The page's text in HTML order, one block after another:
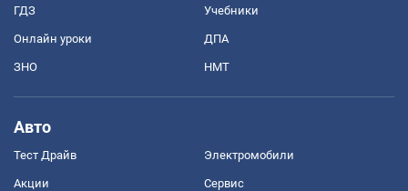
ГДЗ Учебники
Онлайн уроки ДПА
ЗНО НМТ
Авто
Тест Драйв Электромобили
Акции Сервис